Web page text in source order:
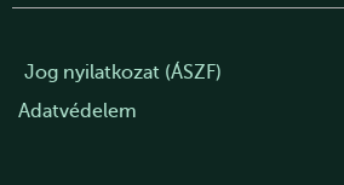
Jog nyilatkozat (ÁSZF)
Adatvédelem